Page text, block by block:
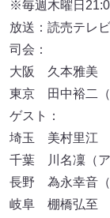
※毎週木曜日
放送：読売テレビ
司会：
大阪 久本雅美
東京 田中裕二（
ゲスト：
埼玉 美村里江
千葉 川名凜（
長野 為永幸音
岐阜 棚橋弘至